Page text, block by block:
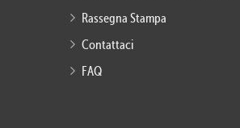
Rassegna Stampa
Contattaci
FAQ